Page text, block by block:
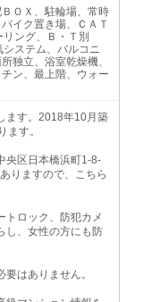
ＯＸ、駐輪場、常時
イク置き場、ＣＡＴ
ング、Ｂ・Ｔ別
ステム、バルコニ
独立、浴室乾燥機、
ン、最上階、ウォー
ます。2018年10月築
ます。
央区日本橋浜町1-8-
りますので、こちら
トロック、防犯カメ
し、女性の方にも防
はありません。